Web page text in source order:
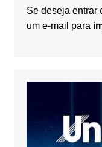
Se deseja entrar
um e-mail para